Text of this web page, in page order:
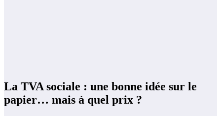
La TVA sociale : une bonne idée sur le
papier… mais à quel prix ?